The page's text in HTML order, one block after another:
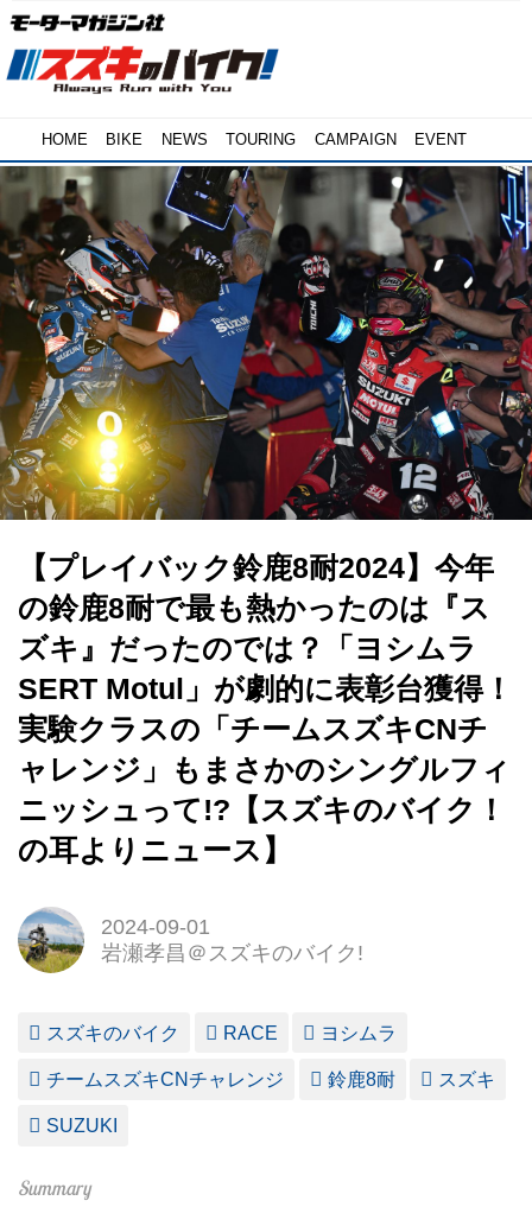
HOME BIKE NEWS TOURING CAMPAIGN EVENT
【プレイバック鈴鹿8耐2024】今年
の鈴鹿8耐で最も熱かったのは『ス
ズキ』だったのでは？「ヨシムラ
SERT Motul」が劇的に表彰台獲得！
実験クラスの「チームスズキCNチ
ャレンジ」もまさかのシングルフィ
ニッシュって!?【スズキのバイク！
の耳よりニュース】
2024-09-01
岩瀬孝昌＠スズキのバイク!
スズキのバイク RACE ヨシムラ
チームスズキCNチャレンジ 鈴鹿8耐 スズキ
SUZUKI